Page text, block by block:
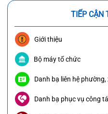
TIẾP CẬN
Giới thiệu
Bộ máy tổ chức
Danh bạ liên hệ phường,
Danh bạ phục vụ công